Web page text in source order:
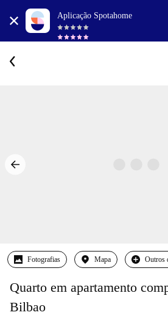
Aplicação Spotahome
Fotografias Mapa Outros
Quarto em apartamento
Bilbao